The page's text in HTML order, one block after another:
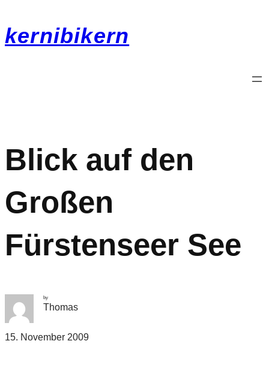
kernibikern
Blick auf den
Großen
Fürstenseer See
by
Thomas
15. November 2009